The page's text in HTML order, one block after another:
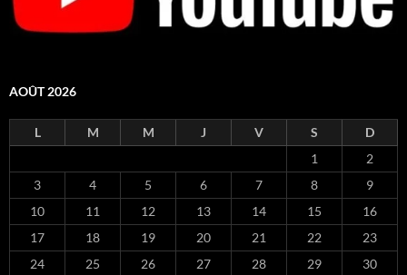
AOÛT 2026
L M M J V S
D
1
2
3
4 5 6 7 8
9
10
11 12 13 14 15
16
17
18 19 20 21 22
23
24
25 26 27 28 29 30